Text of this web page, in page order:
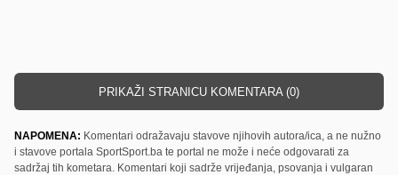
PRIKAŽI STRANICU KOMENTARA (0)
NAPOMENA: Komentari odražavaju stavove njihovih autora/ica, a ne nužno
i stavove portala SportSport.ba te portal ne može i neće odgovarati za
sadržaj tih kometara. Komentari koji sadrže vrijeđanja, psovanja i vulgaran